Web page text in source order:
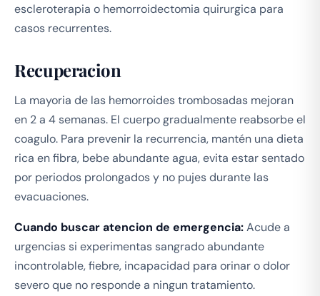
escleroterapia o hemorroidectomia quirurgica para
casos recurrentes.
Recuperacion
La mayoria de las hemorroides trombosadas mejoran
en 2 a 4 semanas. El cuerpo gradualmente reabsorbe el
coagulo. Para prevenir la recurrencia, mantén una dieta
rica en fibra, bebe abundante agua, evita estar sentado
por periodos prolongados y no pujes durante las
evacuaciones.
Cuando buscar atencion de emergencia:Acude a
urgencias si experimentas sangrado abundante
incontrolable, fiebre, incapacidad para orinar o dolor
severo que no responde a ningun tratamiento.